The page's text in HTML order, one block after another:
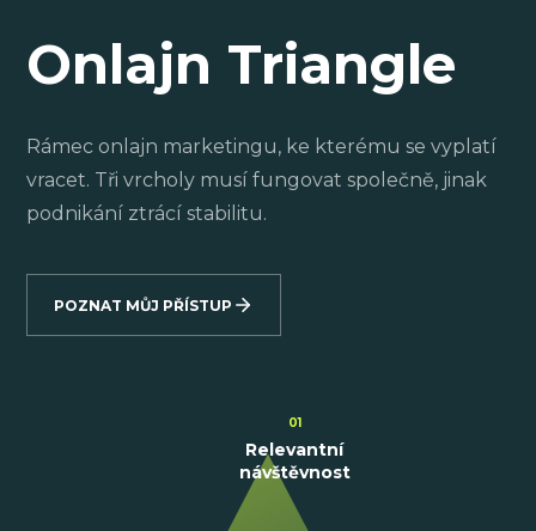
Onlajn Triangle
Rámec onlajn marketingu, ke kterému se vyplatí
vracet. Tři vrcholy musí fungovat společně, jinak
podnikání ztrácí stabilitu.
POZNAT MŮJ PŘÍSTUP
01
Relevantní
návštěvnost